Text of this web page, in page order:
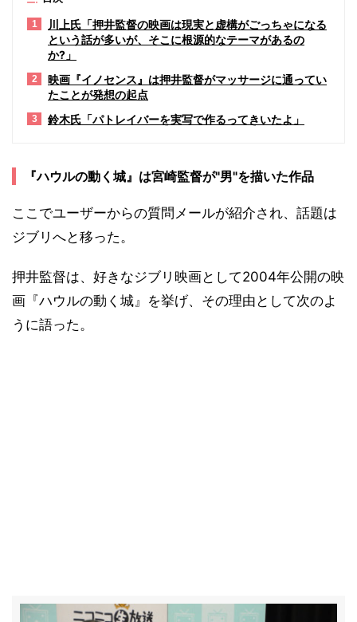
1
川上氏「押井監督の映画は現実と虚構がごっちゃになる
という話が多いが、そこに根源的なテーマがあるの
か?」
2
映画『イノセンス』は押井監督がマッサージに通ってい
たことが発想の起点
3 鈴木氏「パトレイバーを実写で作るってきいたよ」
『ハウルの動く城』は宮崎監督が"男"を描いた作品
ここでユーザーからの質問メールが紹介され、話題は
ジブリへと移った。
押井監督は、好きなジブリ映画として2004年公開の映
画『ハウルの動く城』を挙げ、その理由として次のよ
うに語った。